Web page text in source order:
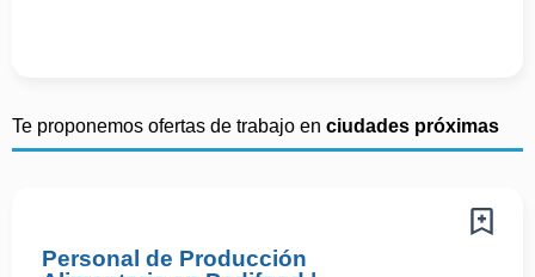
Te proponemos ofertas de trabajo en ciudades próximas
Personal de Producción